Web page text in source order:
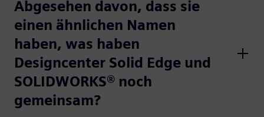
Abgesehen davon, dass sie
einen ähnlichen Namen
haben, was haben
Designcenter Solid Edge und
SOLIDWORKS® noch
gemeinsam?